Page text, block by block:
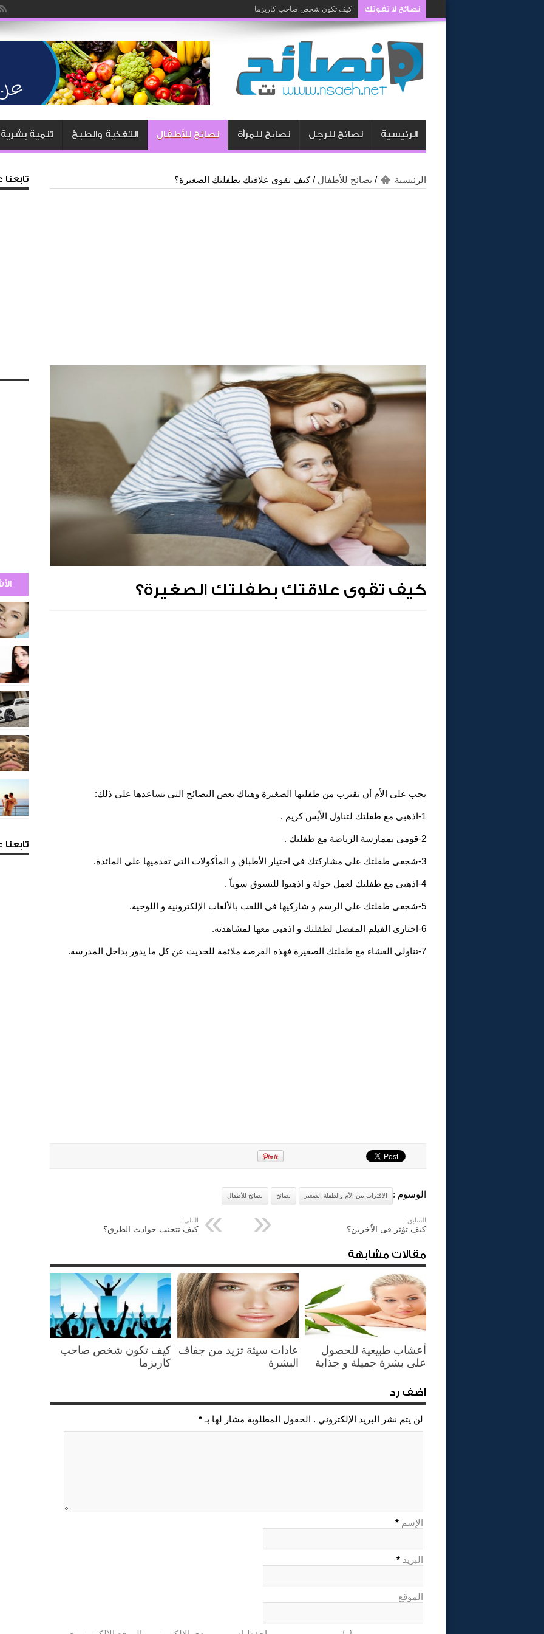
نصائح لا تفوتك كيف تكون شخص صاحب كاريزما
كيف تغيرين رأي زوجك وتجعليه يوافق على طلباتك .. طرق مجربة وناجحة
الرئيسية نصائح للرجل نصائح للمرأة نصائح للأطفال التغذية والطبخ تنمية بشرية
الرئيسية / نصائح للأطفال /كيف تقوى علاقتك بطفلتك الصغيرة؟
كيف تقوى علاقتك بطفلتك الصغيرة؟
يجب على الأم أن تقترب من طفلتها الصغيرة وهناك بعض النصائح التى تساعدها على ذلك:
1-اذهبى مع طفلتك لتناول الاّيس كريم .
2-قومى بممارسة الرياضة مع طفلتك .
3-شجعى طفلتك على مشاركتك فى اختيار الأطباق و المأكولات التى تقدميها على المائدة.
4-اذهبى مع طفلتك لعمل جولة و اذهبوا للتسوق سوياً .
5-شجعى طفلتك على الرسم و شاركيها فى اللعب بالألعاب الإلكترونية و اللوحية.
6-اختارى الفيلم المفضل لطفلتك و اذهبى معها لمشاهدته.
7-تناولى العشاء مع طفلتك الصغيرة فهذه الفرصة ملائمة للحديث عن كل ما يدور بداخل المدرسة.
الوسوم : الاقتراب بين الأم والطفلة الصغير نصائح نصائح للأطفال
السابق:
كيف تؤثر فى الاّخرين؟
التالي:
كيف تتجنب حوادث الطرق؟
مقالات مشابهة
أعشاب طبيعية للحصول
على بشرة جميلة و جذابة
عادات سيئة تزيد من جفاف
البشرة
كيف تكون شخص صاحب
كاريزما
اضف رد
لن يتم نشر البريد الإلكتروني . الحقول المطلوبة مشار لها بـ*
الإسم *
البريد *
الموقع